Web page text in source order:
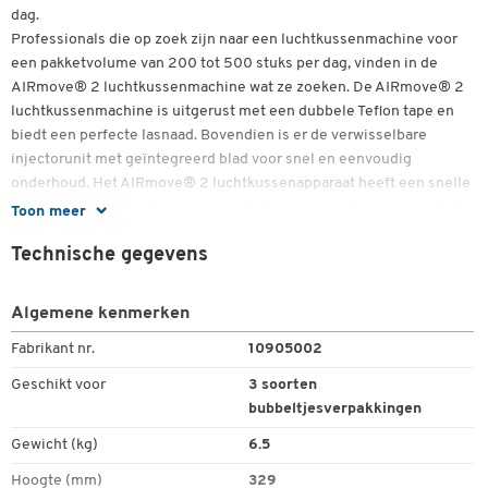
Toon meer
dag.
Professionals die op zoek zijn naar een luchtkussenmachine voor
een pakketvolume van 200 tot 500 stuks per dag, vinden in de
AIRmove® 2 luchtkussenmachine wat ze zoeken. De AIRmove® 2
luchtkussenmachine is uitgerust met een dubbele Teflon tape en
biedt een perfecte lasnaad. Bovendien is er de verwisselbare
injectorunit met geïntegreerd blad voor snel en eenvoudig
onderhoud. Het AIRmove® 2 luchtkussenapparaat heeft een snelle
startfunctie en heeft geen opwarmtijd nodig, zodat u onmiddellijk
en het folievolume van de plezierkussens kunnen eenvoudig met
worden ingesteld. Bovendien kan de folie-uitgang worden
voorgeprogrammeerd of comfortabel worden geregeld met het
optioneel verkrijgbare voetpedaal. De AIRmove®2
luchtkussenmachine werkt met een snelheid van 10 meter de
muntie en heeft een roloriëntatie van 45 graden. Een duidelijk
Meer details:
Technische gegevens
Algemene kenmerken
Fabrikant nr. 10905002
Geschikt voor
3 soorten
bubbeltjesverpakkingen
Gewicht (kg) 6.5
Hoogte (mm) 329